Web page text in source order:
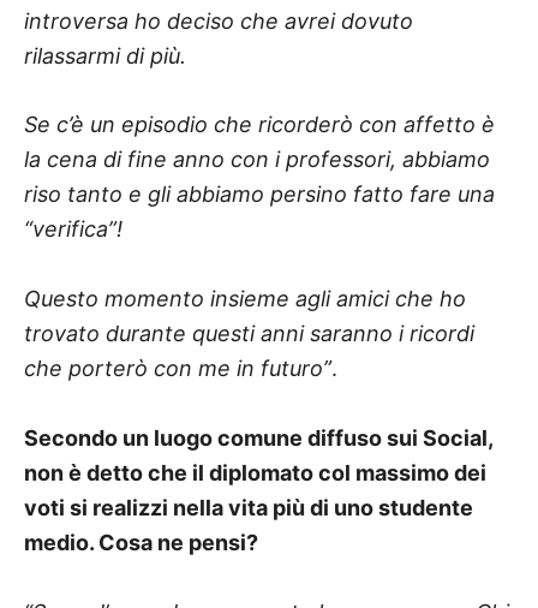
introversa ho deciso che avrei dovuto
rilassarmi di più.
Se c’è un episodio che ricorderò con affetto è
la cena di fine anno con i professori, abbiamo
riso tanto e gli abbiamo persino fatto fare una
“verifica”!
Questo momento insieme agli amici che ho
trovato durante questi anni saranno i ricordi
che porterò con me in futuro”.
Secondo un luogo comune diffuso sui Social,
non è detto che il diplomato col massimo dei
voti si realizzi nella vita più di uno studente
medio. Cosa ne pensi?